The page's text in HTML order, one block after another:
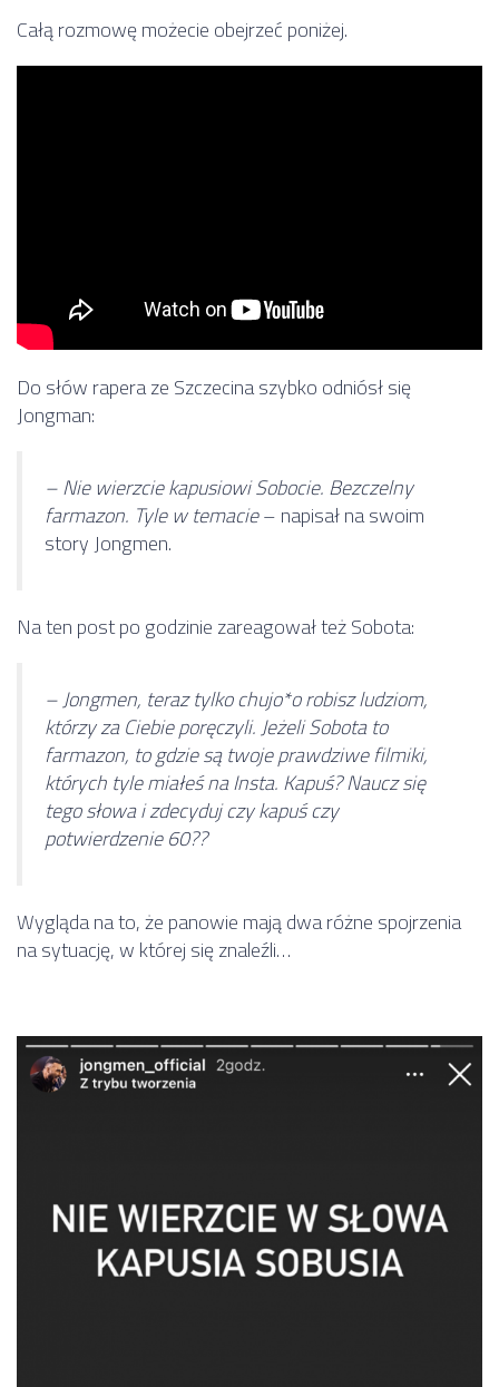
Całą rozmowę możecie obejrzeć poniżej.
Do słów rapera ze Szczecina szybko odniósł się
Jongman:
– Nie wierzcie kapusiowi Sobocie. Bezczelny
farmazon. Tyle w temacie– napisał na swoim
story Jongmen.
Na ten post po godzinie zareagował też Sobota:
– Jongmen, teraz tylko chujo*o robisz ludziom,
którzy za Ciebie poręczyli. Jeżeli Sobota to
farmazon, to gdzie są twoje prawdziwe filmiki,
których tyle miałeś na Insta. Kapuś? Naucz się
tego słowa i zdecyduj czy kapuś czy
potwierdzenie 60??
Wygląda na to, że panowie mają dwa różne spojrzenia
na sytuację, w której się znaleźli…